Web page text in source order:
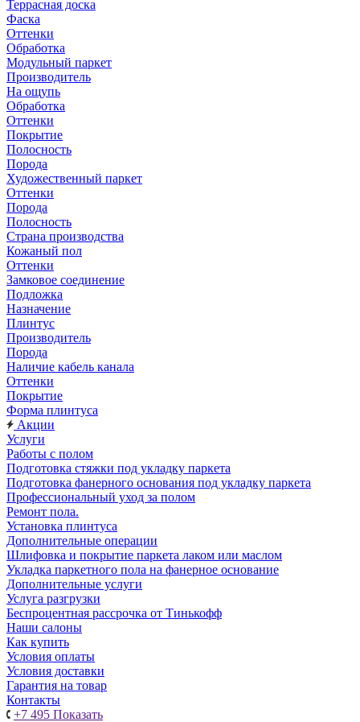
Террасная доска
Фаска
Оттенки
Обработка
Модульный паркет
Производитель
На ощупь
Обработка
Оттенки
Покрытие
Полосность
Порода
Художественный паркет
Оттенки
Порода
Полосность
Страна производства
Кожаный пол
Оттенки
Замковое соединение
Подложка
Назначение
Плинтус
Производитель
Порода
Наличие кабель канала
Оттенки
Покрытие
Форма плинтуса
Акции
Услуги
Работы с полом
Подготовка стяжки под укладку паркета
Подготовка фанерного основания под укладку паркета
Профессиональный уход за полом
Ремонт пола.
Установка плинтуса
Дополнительные операции
Шлифовка и покрытие паркета лаком или маслом
Укладка паркетного пола на фанерное основание
Дополнительные услуги
Услуга разгрузки
Беспроцентная рассрочка от Тинькофф
Наши салоны
Как купить
Условия оплаты
Условия доставки
Гарантия на товар
Контакты
+7 495 Показать